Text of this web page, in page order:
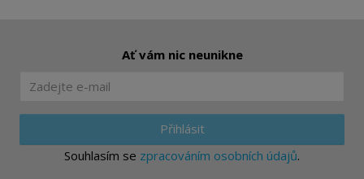
Ať vám nic neunikne
Přihlásit
Souhlasím se zpracováním osobních údajů.